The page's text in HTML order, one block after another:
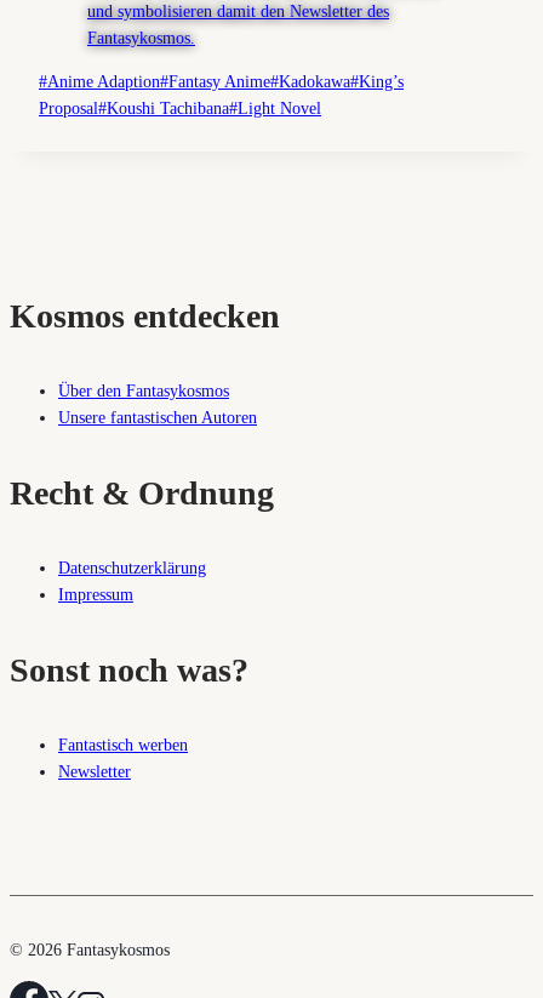
Schlagworte:
#Anime Adaption#Fantasy Anime#Kadokawa#King’s
Proposal#Koushi Tachibana#Light Novel
Kosmos entdecken
Über den Fantasykosmos
Unsere fantastischen Autoren
Recht & Ordnung
Datenschutzerklärung
Impressum
Sonst noch was?
Fantastisch werben
Newsletter
© 2026 Fantasykosmos